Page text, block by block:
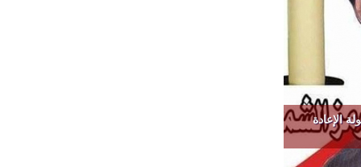
الإعادة